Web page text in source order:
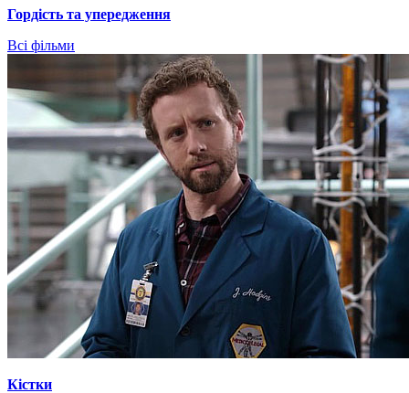
Гордiсть та упередження
Всі фільми
Кістки